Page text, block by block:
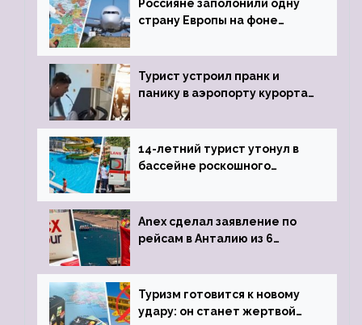
Россияне заполонили одну
страну Европы на фоне
виз
Турист устроил пранк и
панику в аэропорту курорта,
задержке рейса
14-летний турист утонул в
бассейне роскошного
Anex сделал заявление по
рейсам в Анталию из 6
Туризм готовится к новому
удару: он станет жертвой